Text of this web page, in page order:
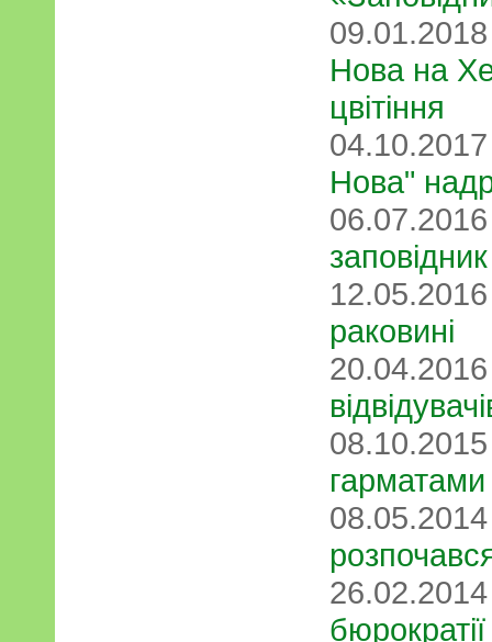
Нова на
цвітіння
Нова"
раковині
гарматами
бюрократії